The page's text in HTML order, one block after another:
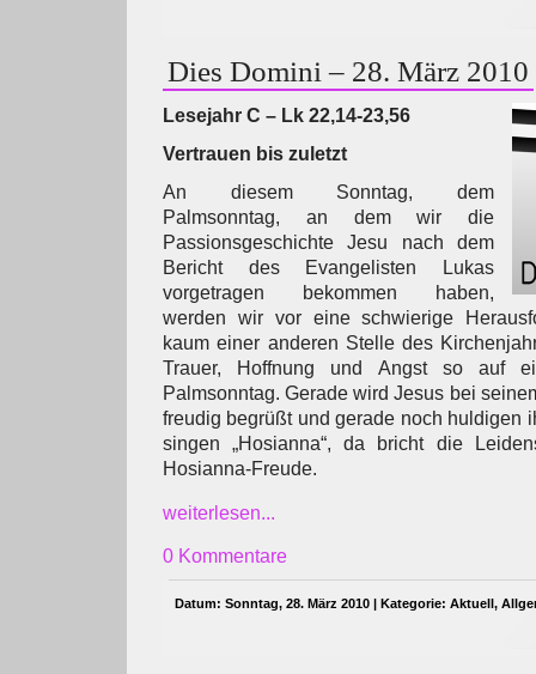
Dies Domini – 28. März 2010
Lesejahr C – Lk 22,14-23,56
Vertrauen bis zuletzt
An diesem Sonntag, dem
Palmsonntag, an dem wir die
Passionsgeschichte Jesu nach dem
Bericht des Evangelisten Lukas
vorgetragen bekommen haben,
werden wir vor eine schwierige
kaum einer anderen Stelle des
Trauer, Hoffnung und Angst so auf
Palmsonntag. Gerade wird Jesus bei
freudig begrüßt und gerade noch huldigen
singen „Hosianna“, da bricht die
Hosianna-Freude.
weiterlesen...
0 Kommentare
Datum: Sonntag, 28. März 2010 | Kategorie: Aktuell,